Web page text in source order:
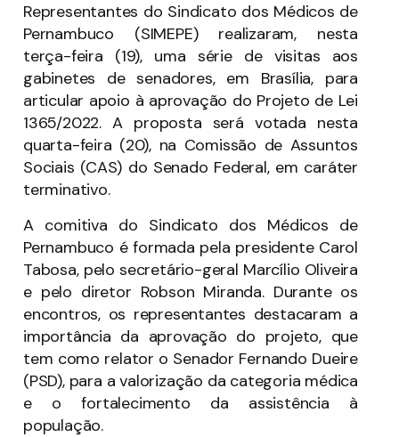
Representantes do Sindicato dos Médicos de
Pernambuco (SIMEPE) realizaram, nesta
terça-feira (19), uma série de visitas aos
gabinetes de senadores, em Brasília, para
articular apoio à aprovação do Projeto de Lei
1365/2022. A proposta será votada nesta
quarta-feira (20), na Comissão de Assuntos
Sociais (CAS) do Senado Federal, em caráter
terminativo.
A comitiva do Sindicato dos Médicos de
Pernambuco é formada pela presidente Carol
Tabosa, pelo secretário-geral Marcílio Oliveira
e pelo diretor Robson Miranda. Durante os
encontros, os representantes destacaram a
importância da aprovação do projeto, que
tem como relator o Senador Fernando Dueire
(PSD), para a valorização da categoria médica
e o fortalecimento da assistência à
população.